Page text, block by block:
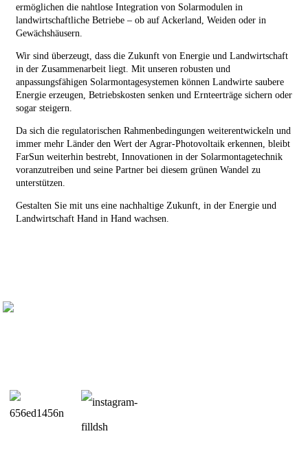
ermöglichen die nahtlose Integration von Solarmodulen in
landwirtschaftliche Betriebe – ob auf Ackerland, Weiden oder in
Gewächshäusern.
Wir sind überzeugt, dass die Zukunft von Energie und Landwirtschaft
in der Zusammenarbeit liegt. Mit unseren robusten und
anpassungsfähigen Solarmontagesystemen können Landwirte saubere
Energie erzeugen, Betriebskosten senken und Ernteerträge sichern oder
sogar steigern.
Da sich die regulatorischen Rahmenbedingungen weiterentwickeln und
immer mehr Länder den Wert der Agrar-Photovoltaik erkennen, bleibt
FarSun weiterhin bestrebt, Innovationen in der Solarmontagetechnik
voranzutreiben und seine Partner bei diesem grünen Wandel zu
unterstützen.
Gestalten Sie mit uns eine nachhaltige Zukunft, in der Energie und
Landwirtschaft Hand in Hand wachsen.